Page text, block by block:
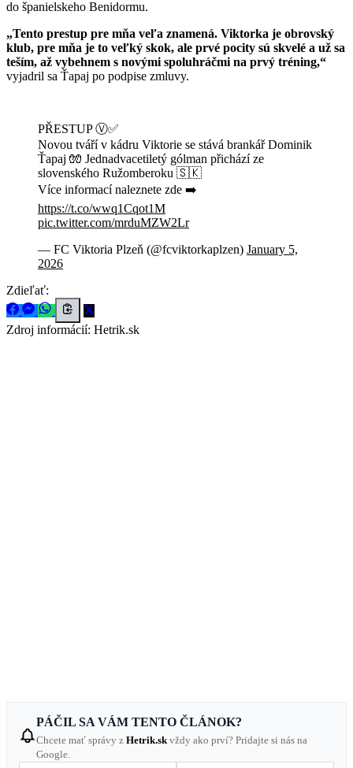
do španielskeho Benidormu.
„Tento prestup pre mňa veľa znamená. Viktorka je obrovský
klub, pre mňa je to veľký skok, ale prvé pocity sú skvelé a už sa
teším, až vybehnem s novými spoluhráčmi na prvý tréning,“
vyjadril sa Ťapaj po podpise zmluvy.
PŘESTUP Ⓥ✅
Novou tváří v kádru Viktorie se stává brankář Dominik
Ťapaj 🧤 Jednadvacetiletý gólman přichází ze
slovenského Ružomberoku 🇸🇰
Více informací naleznete zde ➡️
https://t.co/wwq1Cqot1M
pic.twitter.com/mrduMZW2Lr
— FC Viktoria Plzeň (@fcviktorkaplzen) January 5,
2026
Zdieľať:
Zdroj informácií: Hetrik.sk
PÁČIL SA VÁM TENTO ČLÁNOK?
Chcete mať správy z Hetrik.sk vždy ako prví? Pridajte si nás na
Google.